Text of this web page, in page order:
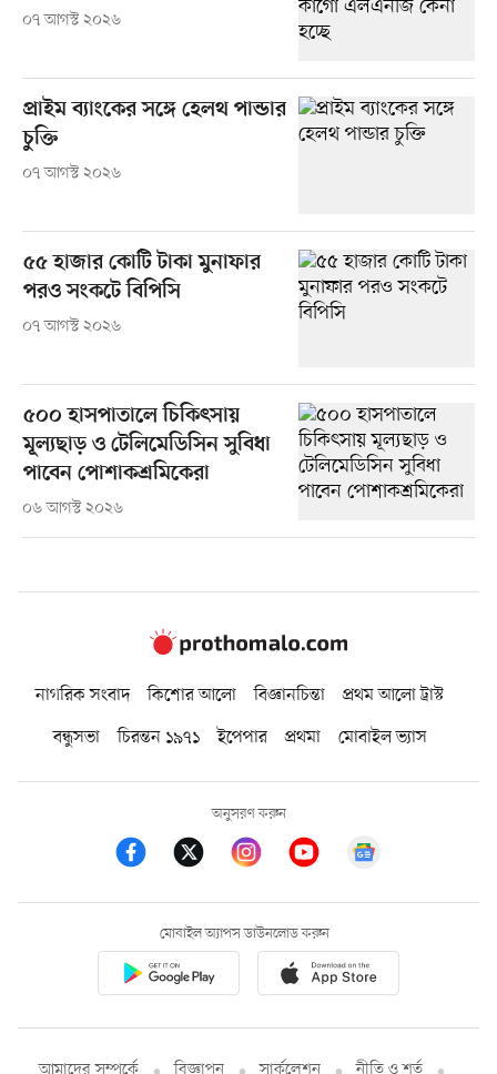
০৭ আগস্ট ২০২৬
প্রাইম ব্যাংকের সঙ্গে হেলথ পান্ডার
চুক্তি
০৭ আগস্ট ২০২৬
৫৫ হাজার কোটি টাকা মুনাফার
পরও সংকটে বিপিসি
০৭ আগস্ট ২০২৬
৫০০ হাসপাতালে চিকিৎসায়
মূল্যছাড় ও টেলিমেডিসিন সুবিধা
পাবেন পোশাকশ্রমিকেরা
০৬ আগস্ট ২০২৬
নাগরিক সংবাদ কিশোর আলো বিজ্ঞানচিন্তা
প্রথম আলো ট্রাস্ট
বন্ধুসভা
চিরন্তন ১৯৭১ ইপেপার প্রথমা মোবাইল ভ্যাস
অনুসরণ করুন
মোবাইল অ্যাপস ডাউনলোড করুন